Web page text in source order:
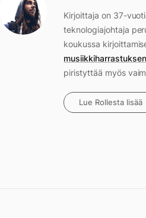
Kirjoittaja on 37-
teknologiajohtaja
koukussa
musiikkiharrastuksen
piristyttää myös
Lue Rollesta lisää